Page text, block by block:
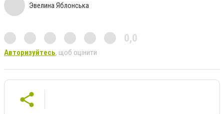
Эвелина Яблонська
0,0
Авторизуйтесь, щоб оцінити